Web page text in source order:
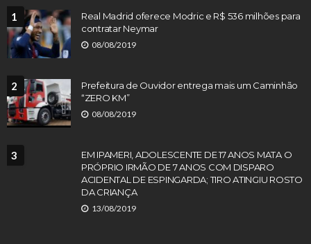
1
Real Madrid oferece Modric e R$ 536 milhões para
contratar Neymar
08/08/2019
2
Prefeitura de Ouvidor entrega mais um Caminhão
“ZERO KM”
08/08/2019
3
EM IPAMERI, ADOLESCENTE DE 17 ANOS MATA O
PRÓPRIO IRMÃO DE 7 ANOS COM DISPARO
ACIDENTAL DE ESPINGARDA; TIRO ATINGIU ROSTO
DA CRIANÇA
13/08/2019